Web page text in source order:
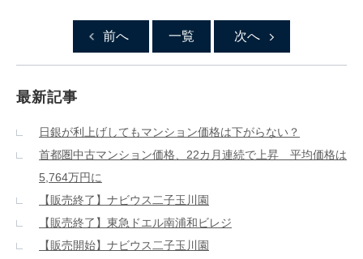
前へ 一覧 次へ
最新記事
日銀が利上げしてもマンション価格は下がらない？
首都圏中古マンション価格、22カ月連続で上昇 平均価格は
5,764万円に
【販売終了】ナビウス二子玉川園
【販売終了】東急ドエル南浦和ビレジ
【販売開始】ナビウス二子玉川園